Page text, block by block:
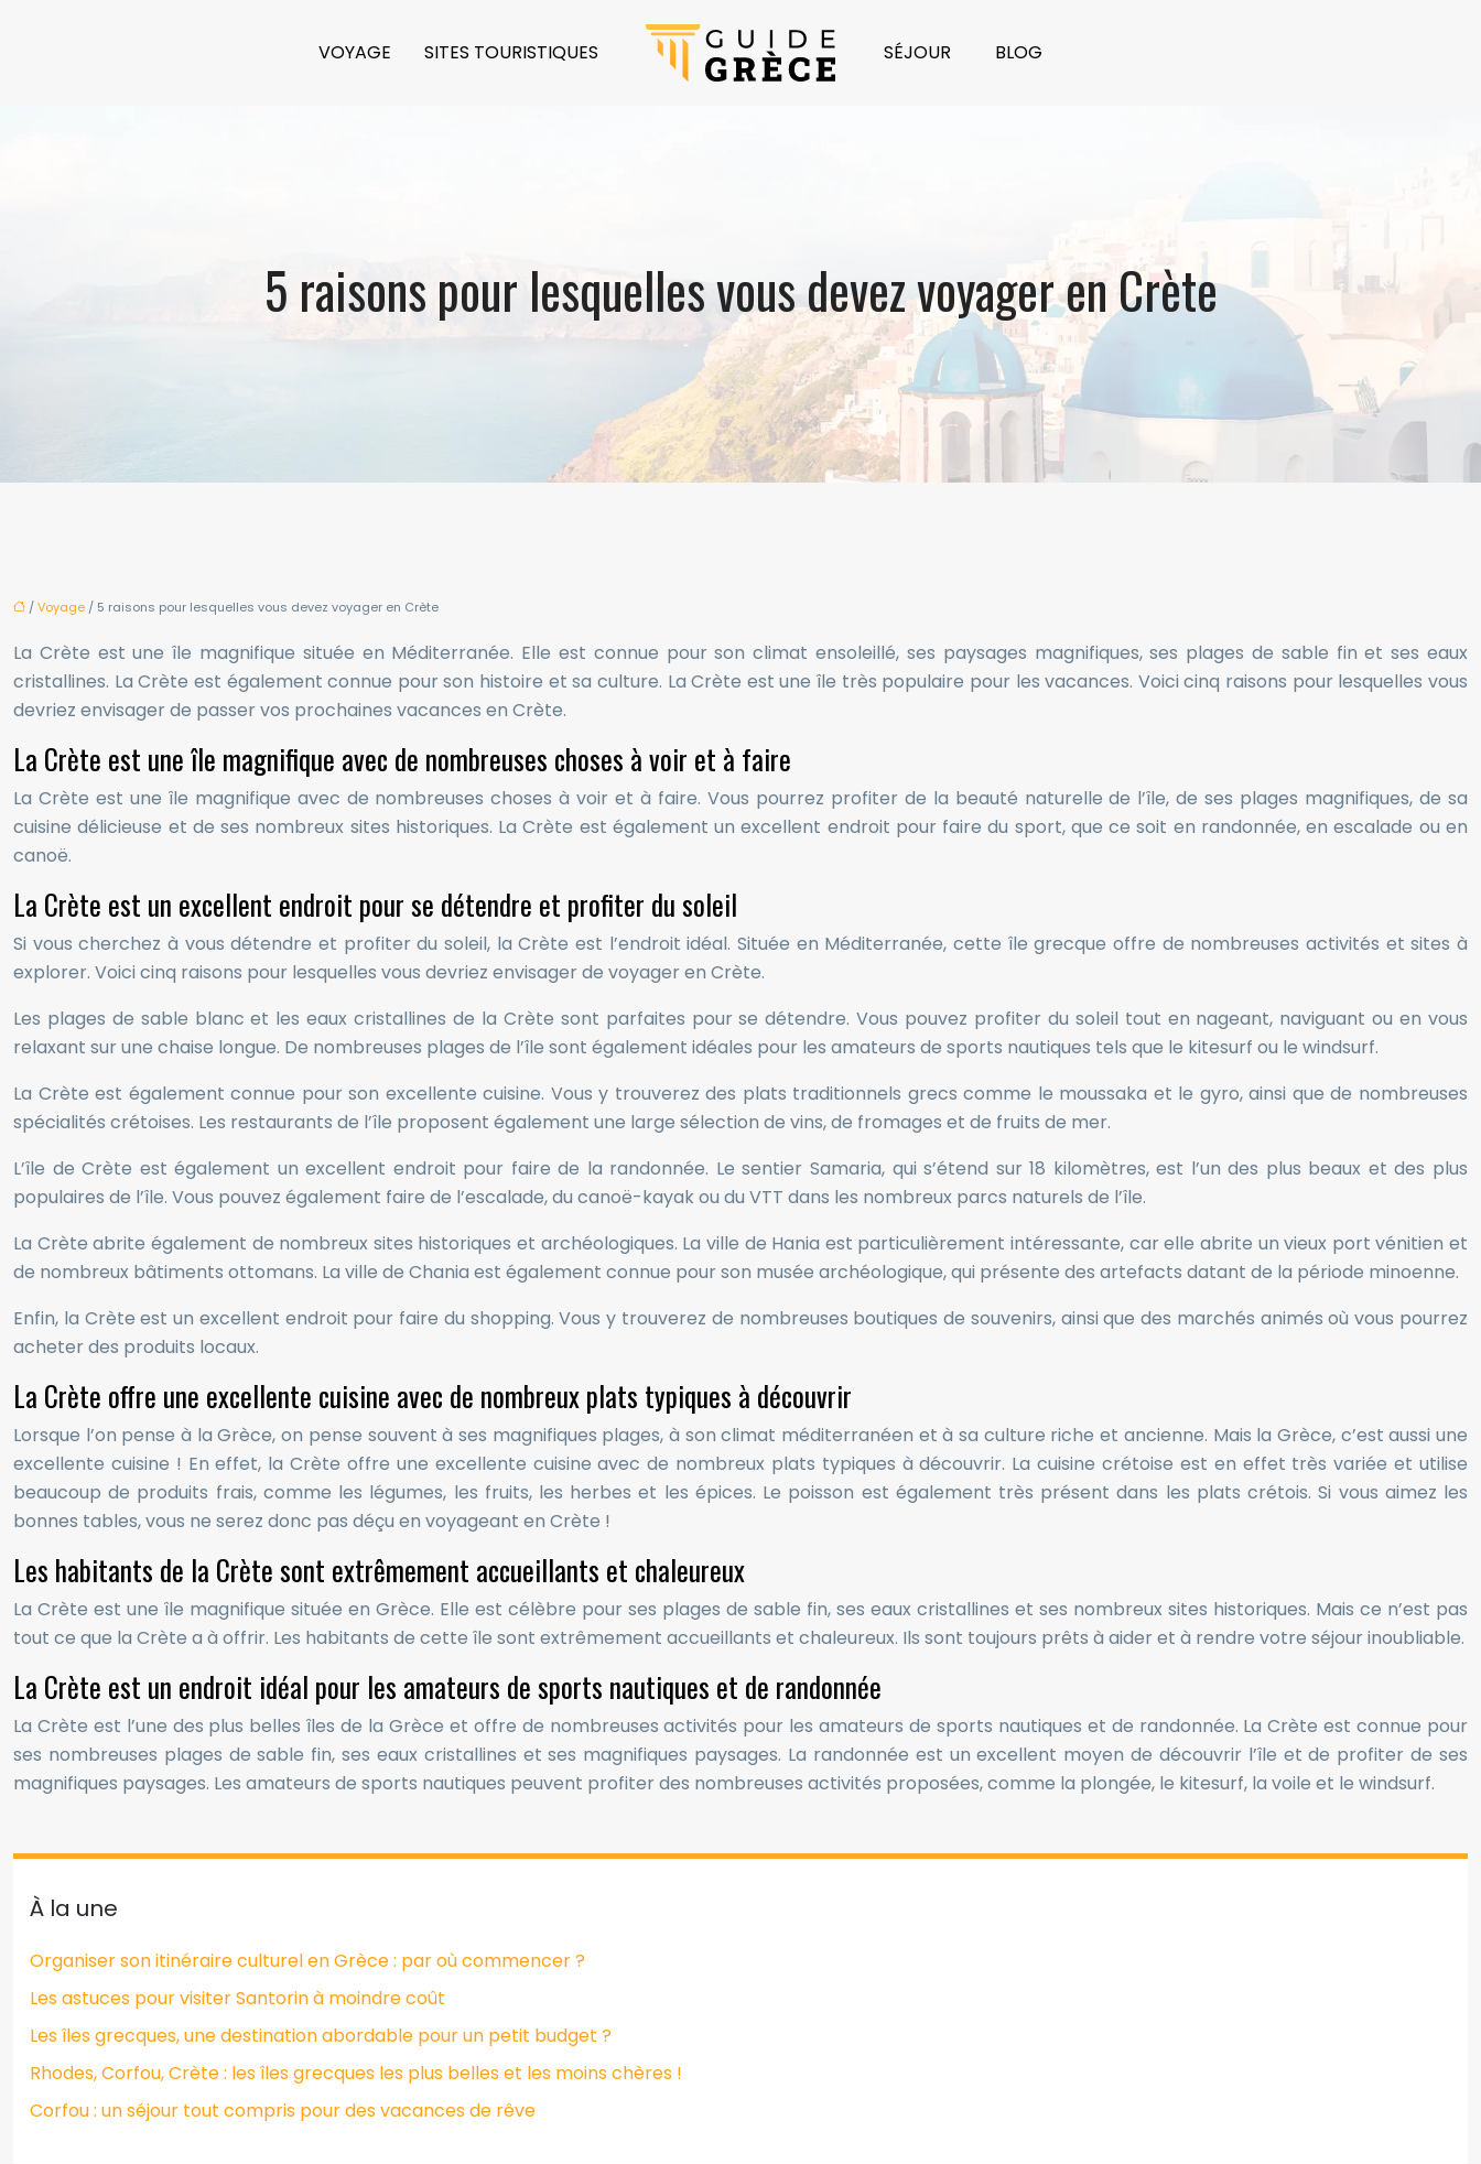
SITES TOURISTIQUES
VOYAGE SÉJOUR BLOG
5 raisons pour lesquelles vous devez voyager en Crète
/Voyage / 5 raisons pour lesquelles vous devez voyager en Crète
La Crète est une île magnifique située en Méditerranée. Elle est connue pour son climat ensoleillé, ses paysages magnifiques, ses plages de sable fin et ses eaux
cristallines. La Crète est également connue pour son histoire et sa culture. La Crète est une île très populaire pour les vacances. Voici cinq raisons pour lesquelles vous
devriez envisager de passer vos prochaines vacances en Crète.
La Crète est une île magnifique avec de nombreuses choses à voir et à faire
La Crète est une île magnifique avec de nombreuses choses à voir et à faire. Vous pourrez profiter de la beauté naturelle de l’île, de ses plages magnifiques, de sa
cuisine délicieuse et de ses nombreux sites historiques. La Crète est également un excellent endroit pour faire du sport, que ce soit en randonnée, en escalade ou en
canoë.
La Crète est un excellent endroit pour se détendre et profiter du soleil
Si vous cherchez à vous détendre et profiter du soleil, la Crète est l’endroit idéal. Située en Méditerranée, cette île grecque offre de nombreuses activités et sites à
explorer. Voici cinq raisons pour lesquelles vous devriez envisager de voyager en Crète.
Les plages de sable blanc et les eaux cristallines de la Crète sont parfaites pour se détendre. Vous pouvez profiter du soleil tout en nageant, naviguant ou en vous
relaxant sur une chaise longue. De nombreuses plages de l’île sont également idéales pour les amateurs de sports nautiques tels que le kitesurf ou le windsurf.
La Crète est également connue pour son excellente cuisine. Vous y trouverez des plats traditionnels grecs comme le moussaka et le gyro, ainsi que de nombreuses
spécialités crétoises. Les restaurants de l’île proposent également une large sélection de vins, de fromages et de fruits de mer.
L’île de Crète est également un excellent endroit pour faire de la randonnée. Le sentier Samaria, qui s’étend sur 18 kilomètres, est l’un des plus beaux et des plus
populaires de l’île. Vous pouvez également faire de l’escalade, du canoë-kayak ou du VTT dans les nombreux parcs naturels de l’île.
La Crète abrite également de nombreux sites historiques et archéologiques. La ville de Hania est particulièrement intéressante, car elle abrite un vieux port vénitien et
de nombreux bâtiments ottomans. La ville de Chania est également connue pour son musée archéologique, qui présente des artefacts datant de la période minoenne.
Enfin, la Crète est un excellent endroit pour faire du shopping. Vous y trouverez de nombreuses boutiques de souvenirs, ainsi que des marchés animés où vous pourrez
acheter des produits locaux.
La Crète offre une excellente cuisine avec de nombreux plats typiques à découvrir
Lorsque l’on pense à la Grèce, on pense souvent à ses magnifiques plages, à son climat méditerranéen et à sa culture riche et ancienne. Mais la Grèce, c’est aussi une
excellente cuisine ! En effet, la Crète offre une excellente cuisine avec de nombreux plats typiques à découvrir. La cuisine crétoise est en effet très variée et utilise
beaucoup de produits frais, comme les légumes, les fruits, les herbes et les épices. Le poisson est également très présent dans les plats crétois. Si vous aimez les
bonnes tables, vous ne serez donc pas déçu en voyageant en Crète !
Les habitants de la Crète sont extrêmement accueillants et chaleureux
La Crète est une île magnifique située en Grèce. Elle est célèbre pour ses plages de sable fin, ses eaux cristallines et ses nombreux sites historiques. Mais ce n’est pas
tout ce que la Crète a à offrir. Les habitants de cette île sont extrêmement accueillants et chaleureux. Ils sont toujours prêts à aider et à rendre votre séjour inoubliable.
La Crète est un endroit idéal pour les amateurs de sports nautiques et de randonnée
La Crète est l’une des plus belles îles de la Grèce et offre de nombreuses activités pour les amateurs de sports nautiques et de randonnée. La Crète est connue pour
ses nombreuses plages de sable fin, ses eaux cristallines et ses magnifiques paysages. La randonnée est un excellent moyen de découvrir l’île et de profiter de ses
magnifiques paysages. Les amateurs de sports nautiques peuvent profiter des nombreuses activités proposées, comme la plongée, le kitesurf, la voile et le windsurf.
À la une
Organiser son itinéraire culturel en Grèce : par où commencer ?
Les astuces pour visiter Santorin à moindre coût
Les îles grecques, une destination abordable pour un petit budget ?
Rhodes, Corfou, Crète : les îles grecques les plus belles et les moins chères !
Corfou : un séjour tout compris pour des vacances de rêve